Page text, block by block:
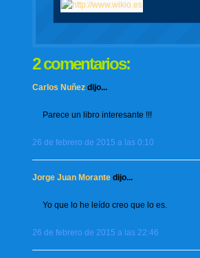
2 comentarios:
Carlos Nuñez dijo...
Parece un libro interesante !!!
26 de febrero de 2015 a las 0:10
Jorge Juan Morante dijo...
Yo que lo he leído creo que lo es.
26 de febrero de 2015 a las 22:46